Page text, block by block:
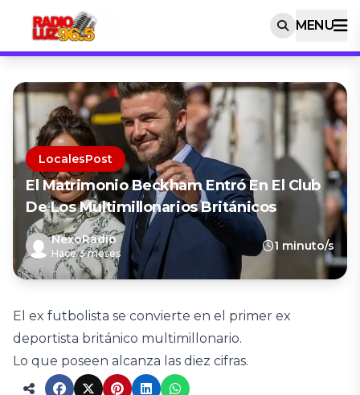
MENU
LocalesPost
El Matrimonio Beckham Entró En El Club
De Los Multimillonarios Británicos
NexoRadio
Hace 3 meses
1 minuto/s
El ex futbolista se convierte en el primer ex
deportista británico multimillonario.
Lo que poseen alcanza las diez cifras.